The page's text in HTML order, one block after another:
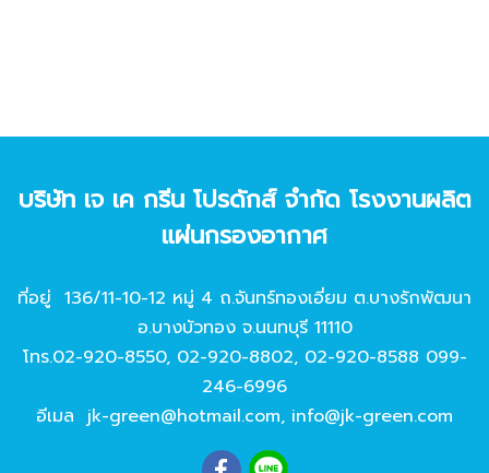
บริษัท เจ เค กรีน โปรดักส์ จํากัด โรงงานผลิต
แผ่นกรองอากาศ
ที่อยู่ 136/11-10-12 หมู่ 4 ถ.จันทร์ทองเอี่ยม ต.บางรักพัฒนา
อ.บางบัวทอง จ.นนทบุรี 11110
โทร.02-920-8550, 02-920-8802, 02-920-8588 099-
246-6996
อีเมล jk-green@hotmail.com, info@jk-green.com